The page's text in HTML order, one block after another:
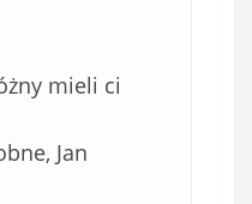
mieli ci
Jan